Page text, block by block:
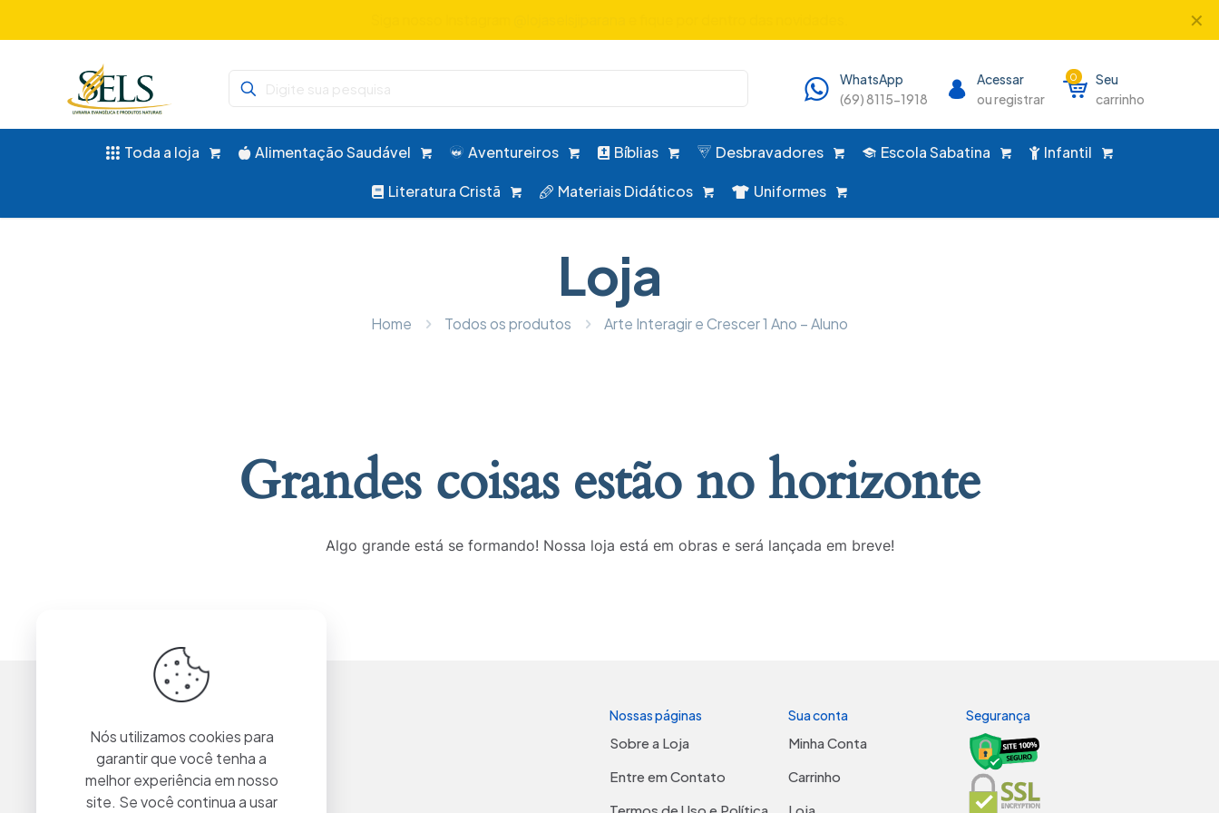
✕
WhatsApp
(69) 8115-1918
Acessar
ou registrar
0
Seu
carrinho
Toda a loja Alimentação Saudável Aventureiros Bíblias Desbravadores Escola Sabatina Infantil
Literatura Cristã Materiais Didáticos Uniformes
Loja
Home Todos os produtos Arte Interagir e Crescer 1 Ano – Aluno
Grandes coisas estão no horizonte
Algo grande está se formando! Nossa loja está em obras e será lançada em breve!
Nossas páginas
Sobre a Loja
Entre em Contato
Termos de Uso e Política
Sua conta
Minha Conta
Carrinho
Loja
Segurança
Nós utilizamos cookies para
garantir que você tenha a
melhor experiência em nosso
site. Se você continua a usar